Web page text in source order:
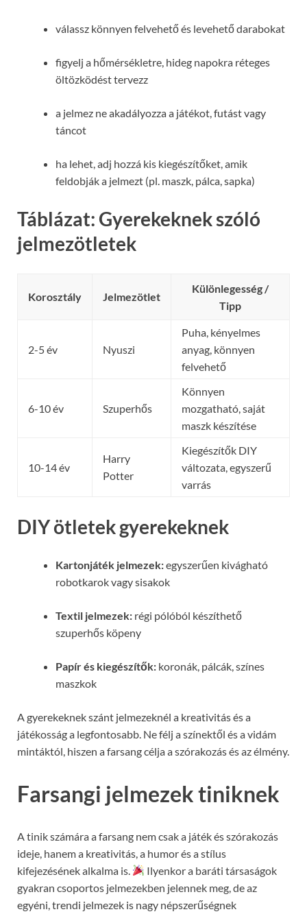
válassz könnyen felvehető és levehető darabokat
figyelj a hőmérsékletre, hideg napokra réteges
öltözködést tervezz
a jelmez ne akadályozza a játékot, futást vagy
táncot
ha lehet, adj hozzá kis kiegészítőket, amik
feldobják a jelmezt (pl. maszk, pálca, sapka)
Táblázat: Gyerekeknek szóló
jelmezötletek
Korosztály Jelmezötlet
Különlegesség /
Tipp
2-5 év Nyuszi
Puha, kényelmes
anyag, könnyen
felvehető
6-10 év Szuperhős
Könnyen
mozgatható, saját
maszk készítése
10-14 év
Harry
Potter
Kiegészítők DIY
változata, egyszerű
varrás
DIY ötletek gyerekeknek
Kartonjáték jelmezek:egyszerűen kivágható
robotkarok vagy sisakok
Textil jelmezek: régi pólóból készíthető
szuperhős köpeny
Papír és kiegészítők: koronák, pálcák, színes
maszkok
A gyerekeknek szánt jelmezeknél a kreativitás és a
játékosság a legfontosabb. Ne félj a színektől és a vidám
mintáktól, hiszen a farsang célja a szórakozás és az élmény.
Farsangi jelmezek tiniknek
A tinik számára a farsang nem csak a játék és szórakozás
ideje, hanem a kreativitás, a humor és a stílus
kifejezésének alkalma is.
Ilyenkor a baráti társaságok
gyakran csoportos jelmezekben jelennek meg, de az
egyéni, trendi jelmezek is nagy népszerűségnek